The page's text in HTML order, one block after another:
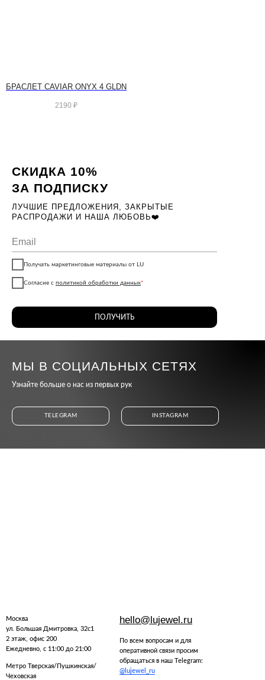
БРАСЛЕТ CAVIAR ONYX 4 GLDN
2190 ₽
СКИДКА 10%
ЗА ПОДПИСКУ
Получать маркетинговые материалы от LU
Согласие с политикой обработки данных*
ПОЛУЧИТЬ
МЫ В СОЦИАЛЬНЫХ СЕТЯХ
Узнайте больше о нас из первых рук
TELEGRAM INSTAGRAM
ЛУЧШИЕ ПРЕДЛОЖЕНИЯ, ЗАКРЫТЫЕ
РАСПРОДАЖИ И НАША ЛЮБОВЬ❤️
По всем вопросам и для
оперативной связи просим
обращаться в наш Telegram:
@lujewel_ru
Москва
ул. Большая Дмитровка, 32с1
2 этаж, офис 200
Ежедневно, с 11:00 до 21:00
hello@lujewel.ru
Метро Тверская/Пушкинская/
Чеховская